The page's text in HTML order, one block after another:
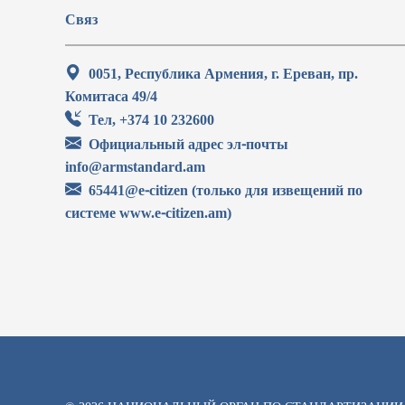
Связ
0051, Республика Армения, г. Ереван, пр.
Комитаса 49/4
Тел, +374 10 232600
Официальный адрес эл-почты
info@armstandard.am
65441@e-citizen (только для извещений по
системе www.e-citizen.am)